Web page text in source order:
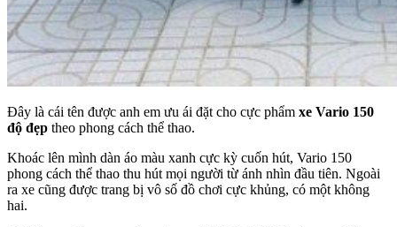
Đây là cái tên được anh em ưu ái đặt cho cực phẩm xe Vario 150
độ đẹp theo phong cách thể thao.
Khoác lên mình dàn áo màu xanh cực kỳ cuốn hút, Vario 150
phong cách thể thao thu hút mọi người từ ánh nhìn đầu tiên. Ngoài
ra xe cũng được trang bị vô số đồ chơi cực khủng, có một không
hai.